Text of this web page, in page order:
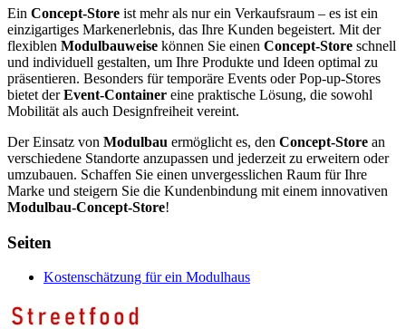
Ein Concept-Store ist mehr als nur ein Verkaufsraum – es ist ein
einzigartiges Markenerlebnis, das Ihre Kunden begeistert. Mit der
flexiblen Modulbauweise können Sie einen Concept-Store schnell
und individuell gestalten, um Ihre Produkte und Ideen optimal zu
präsentieren. Besonders für temporäre Events oder Pop-up-Stores
bietet derEvent-Container eine praktische Lösung, die sowohl
Mobilität als auch Designfreiheit vereint.
Der Einsatz von Modulbau ermöglicht es, den Concept-Store an
verschiedene Standorte anzupassen und jederzeit zu erweitern oder
umzubauen. Schaffen Sie einen unvergesslichen Raum für Ihre
Marke und steigern Sie die Kundenbindung mit einem innovativen
Modulbau-Concept-Store!
Seiten
Kostenschätzung für ein Modulhaus